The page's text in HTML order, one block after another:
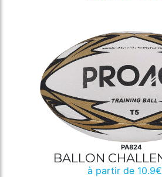
PA824
BALLON
à partir de